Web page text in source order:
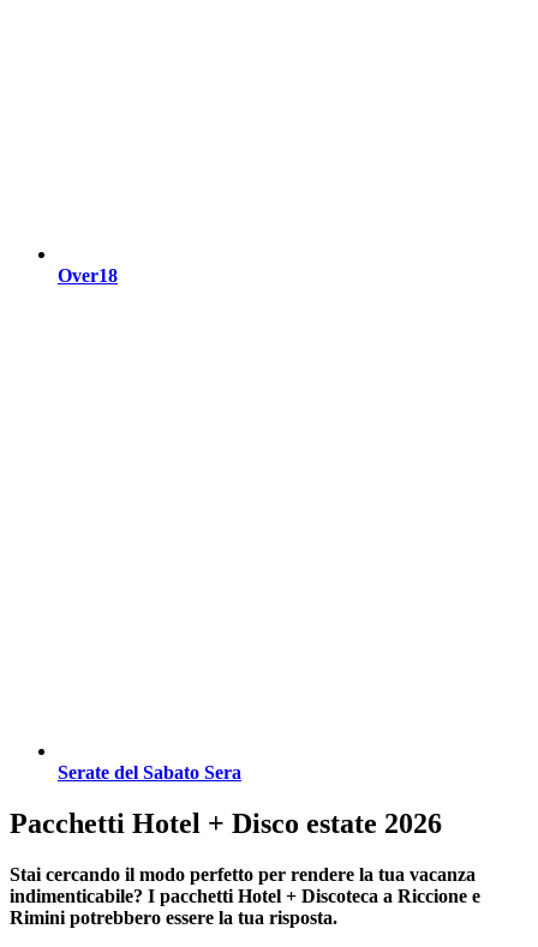
Over18
Serate del Sabato Sera
Pacchetti Hotel + Disco estate 2026
Stai cercando il modo perfetto per rendere la tua vacanza
indimenticabile? I pacchetti Hotel + Discoteca a Riccione e
Rimini potrebbero essere la tua risposta.